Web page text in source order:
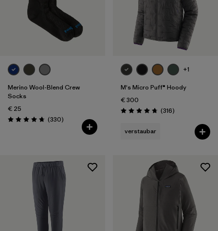
Filter by
Wetter
Merino Wool-Blend Crew
Socks
€ 25
Bewertung: 4.7 / 5
(330Rezensionen
)
+1
M's Micro Puff® Hoody
€ 300
Bewertung: 4.7 / 5
(316Rezensionen
)
verstaubar